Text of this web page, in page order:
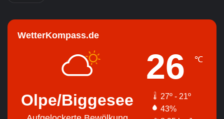
WetterKompass.de
Olpe/Biggesee
26 ℃
27º - 21º
43%